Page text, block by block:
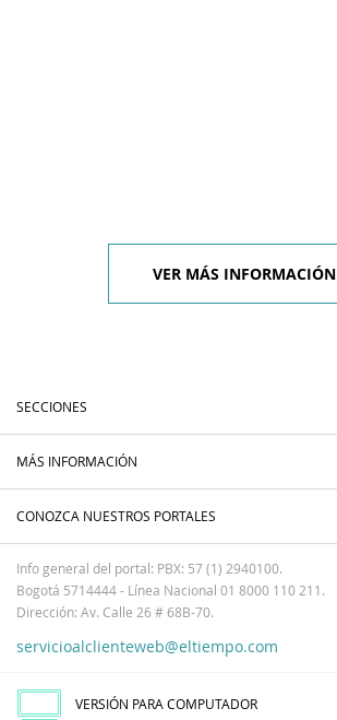
VER MÁS INFORMACIÓN
SECCIONES
MÁS INFORMACIÓN
CONOZCA NUESTROS PORTALES
Info general del portal: PBX: 57 (1) 2940100.
Bogotá 5714444 - Línea Nacional 01 8000 110 211.
Dirección: Av. Calle 26 # 68B-70.
servicioalclienteweb@eltiempo.com
VERSIÓN PARA COMPUTADOR